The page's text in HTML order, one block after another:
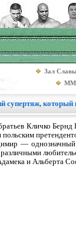
Зал Славы
супертяж, который
Кличко
— однозначный
и Альберта